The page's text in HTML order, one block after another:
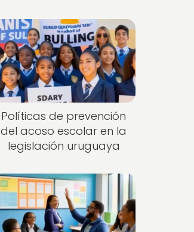
Políticas de prevención
del acoso escolar en la
legislación uruguaya